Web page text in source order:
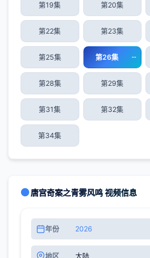
第19集 第20集
第22集 第23集
第25集 第26集
第28集 第29集
第31集 第32集
第34集
唐宫奇案之青雾风鸣 视频信息
年份 2026
地区 大陆